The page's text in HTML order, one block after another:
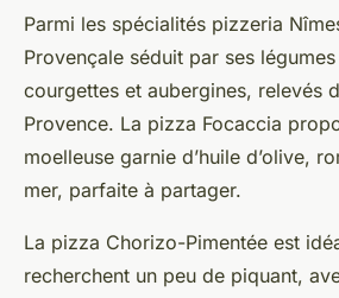
Parmi les spécialités pizzeria
Provençale séduit par ses
courgettes et aubergines, relevés
Provence. La pizza Focaccia
moelleuse garnie d’huile d’olive,
mer, parfaite à partager.
La pizza Chorizo-Pimentée est
recherchent un peu de piquant,